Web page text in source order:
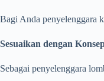
Bagi Anda penyelenggara
Sesuaikan dengan
Sebagai penyelenggara